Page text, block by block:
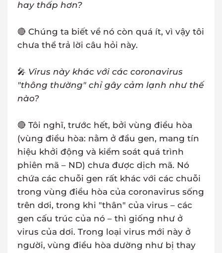
hay thấp hơn?
🔴 Chúng ta biết về nó còn quá ít, vì vậy tôi
chưa thể trả lời câu hỏi này.
🎤 Virus này khác với các coronavirus
"thông thường" chỉ gây cảm lạnh như thế
nào?
🔴 Tôi nghĩ, trước hết, bởi vùng điều hòa
(vùng điều hòa: nằm ở đầu gen, mang tín
hiệu khởi động và kiểm soát quá trình
phiên mã – ND) chưa được dịch mã. Nó
chứa các chuỗi gen rất khác với các chuỗi
trong vùng điều hòa của coronavirus sống
trên dơi, trong khi "thân" của virus – các
gen cấu trúc của nó – thì giống như ở
virus của dơi. Trong loại virus mới này ở
người, vùng điều hòa dường như bị thay